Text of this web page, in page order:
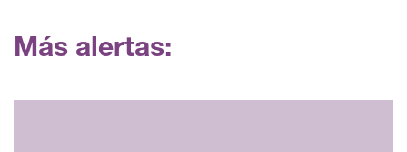
Más alertas: